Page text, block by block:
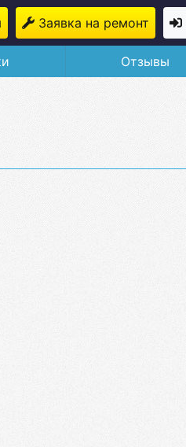
Заявка на ремонт
Отзывы